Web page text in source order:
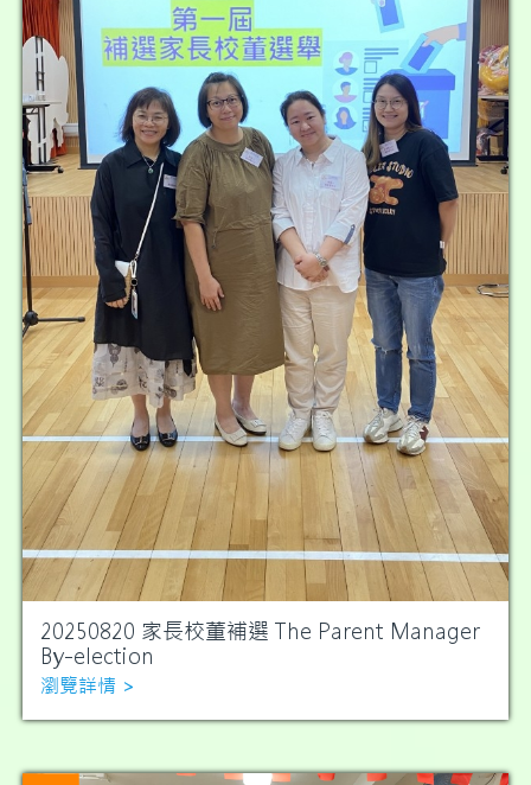
20250820 家長校董補選 The Parent Manager
By-election
瀏覽詳情 >